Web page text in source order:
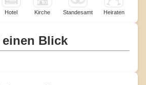
Hotel Kirche Standesamt Heiraten
Blick